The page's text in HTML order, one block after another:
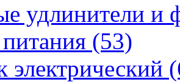
удлинители и
(53)
электрический